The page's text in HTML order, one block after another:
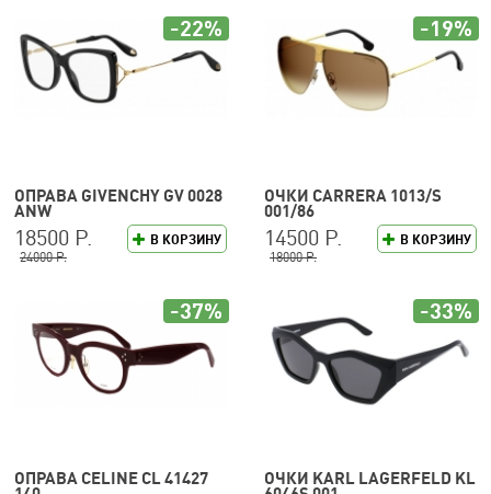
ОПРАВА GIVENCHY GV 0028
ANW
В КОРЗИНУ
18500 Р.
24000 Р.
-22%
ОЧКИ CARRERA 1013/S
001/86
В КОРЗИНУ
14500 Р.
18000 Р.
-19%
ОПРАВА CELINE CL 41427
-37%
ОЧКИ KARL LAGERFELD KL
-33%